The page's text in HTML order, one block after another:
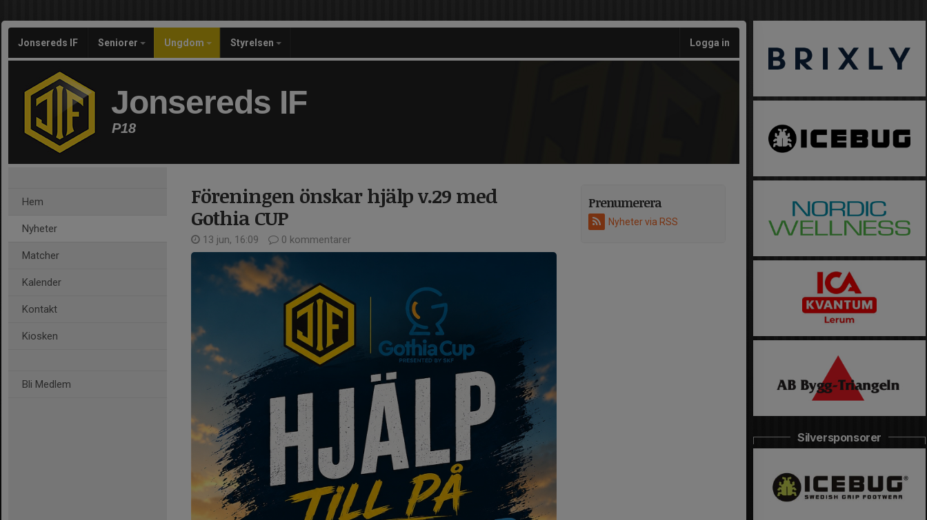
Jonsereds IF Seniorer Ungdom Styrelsen Logga in
Jonsereds IF
P18
Hem
Nyheter
Matcher
Kalender
Kontakt
Kiosken
Bli Medlem
Prenumerera
Nyheter via RSS
Föreningen önskar hjälp v.29 med
Gothia CUP
13 jun, 16:09 0 kommentarer
Silversponsorer